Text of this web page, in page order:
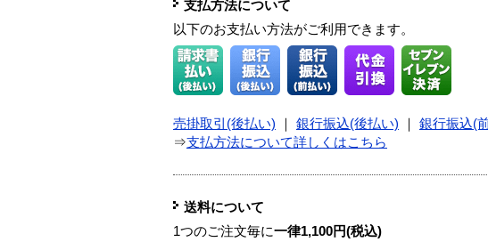
支払方法について
以下のお支払い方法がご利用できます。
売掛取引(後払い) 銀行振込(後払い) 銀行振込(
⇒支払方法について詳しくはこちら
送料について
1つのご注文毎に一律1,100円(税込)